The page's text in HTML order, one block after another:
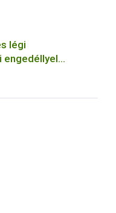
légi
engedéllyel